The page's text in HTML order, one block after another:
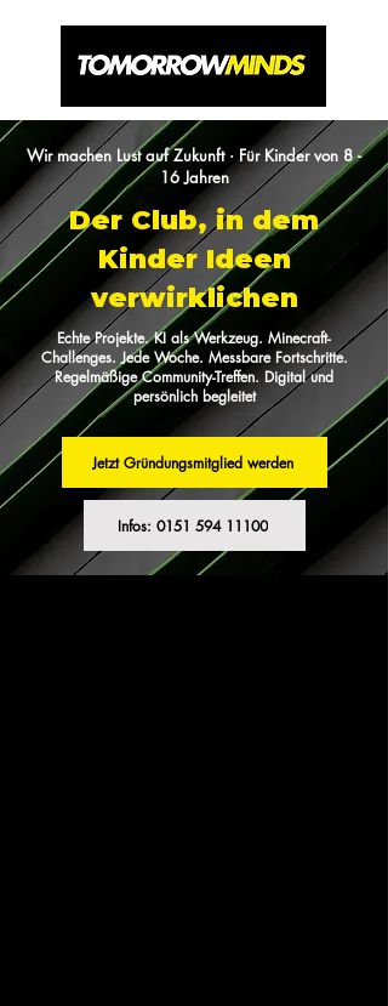
Wir machen Lust auf Zukunft · Für Kinder von 8 -
16 Jahren
Der Club, in dem
Kinder Ideen
verwirklichen
Echte Projekte. KI als Werkzeug. Minecraft-
Challenges. Jede Woche. Messbare Fortschritte.
Regelmäßige Community-Treffen. Digital und
persönlich begleitet
Jetzt Gründungsmitglied werden
Infos: 0151 594 11100